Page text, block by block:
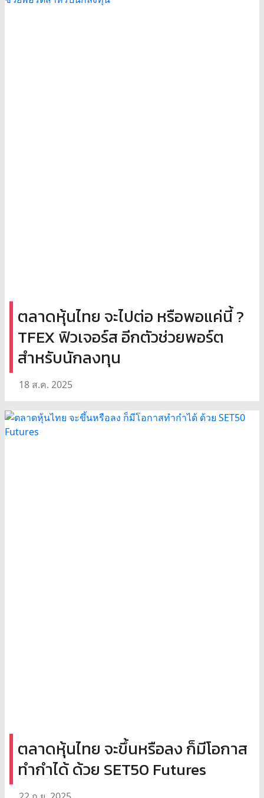
ตลาดหุ้นไทย จะไปต่อ หรือพอแค่นี้ ?
TFEX ฟิวเจอร์ส อีกตัวช่วยพอร์ต
สำหรับนักลงทุน
18 ส.ค. 2025
ตลาดหุ้นไทย จะขึ้นหรือลง ก็มีโอกาส
ทำกำได้ ด้วย SET50 Futures